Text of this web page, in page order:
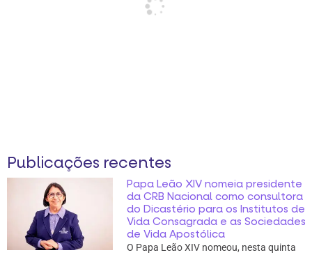
Publicações recentes
Papa Leão XIV nomeia presidente
da CRB Nacional como consultora
do Dicastério para os Institutos de
Vida Consagrada e as Sociedades
de Vida Apostólica
O Papa Leão XIV nomeou, nesta quinta